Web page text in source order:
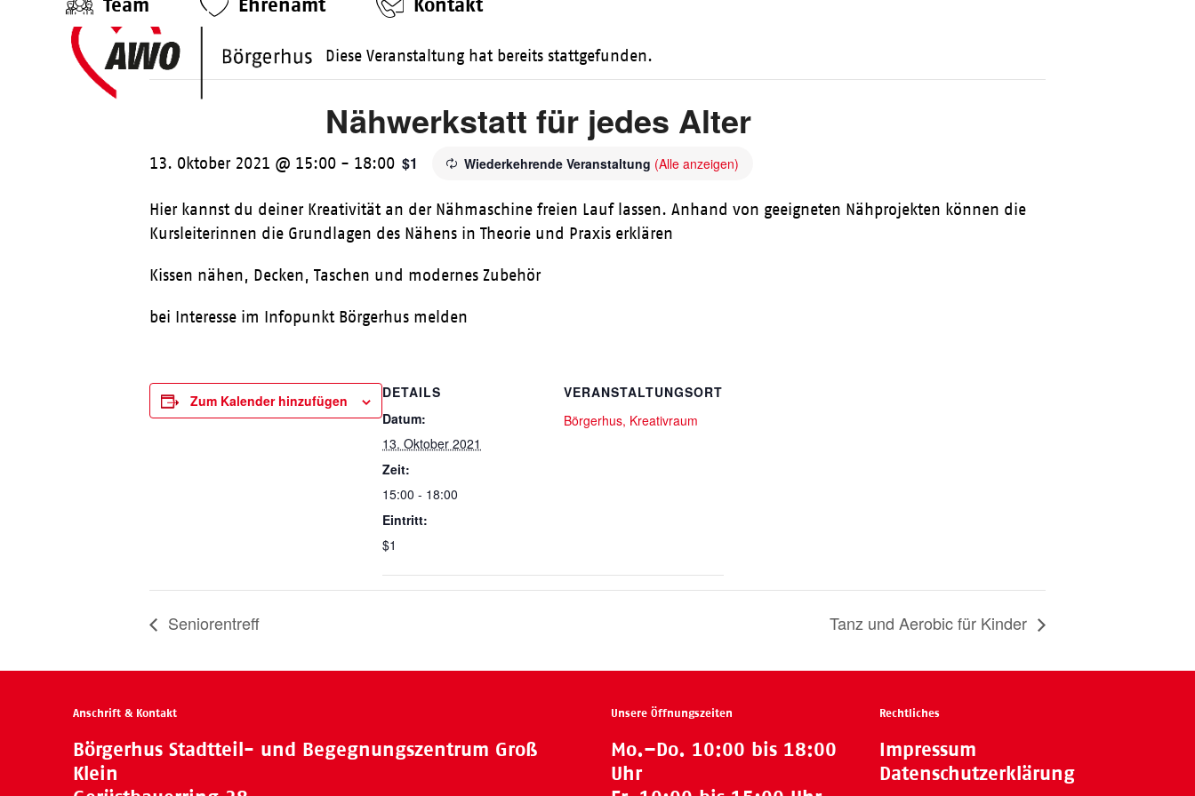
Team Ehrenamt Kontakt
Diese Veranstaltung hat bereits stattgefunden.
Nähwerkstatt für jedes Alter
13. Oktober 2021 @ 15:00 - 18:00 Wiederkehrende Veranstaltung (Alle anzeigen)
$1
Hier kannst du deiner Kreativität an der Nähmaschine freien Lauf lassen. Anhand von geeigneten Nähprojekten können die
Kursleiterinnen die Grundlagen des Nähens in Theorie und Praxis erklären
Kissen nähen, Decken, Taschen und modernes Zubehör
bei Interesse im Infopunkt Börgerhus melden
Zum Kalender hinzufügen
DETAILS
Datum:
13. Oktober 2021
Zeit:
15:00 - 18:00
Eintritt:
$1
VERANSTALTUNGSORT
Börgerhus, Kreativraum
Seniorentreff Tanz und Aerobic für Kinder
Anschrift & Kontakt
Börgerhus Stadtteil- und Begegnungszentrum Groß
Klein
Unsere Öffnungszeiten
Mo.–Do. 10:00 bis 18:00
Uhr
Rechtliches
Impressum
Datenschutzerklärung